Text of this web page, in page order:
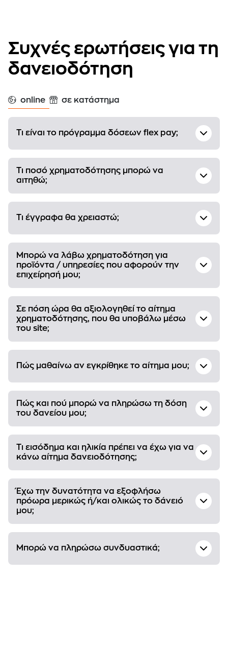
Συχνές ερωτήσεις για τη
δανειοδότηση
online σε κατάστημα
Τι είναι το πρόγραμμα δόσεων flex pay;
Τι ποσό χρηματοδότησης μπορώ να
αιτηθώ;
Τι έγγραφα θα χρειαστώ;
Μπορώ να λάβω χρηματοδότηση για
προϊόντα / υπηρεσίες που αφορούν την
επιχείρησή μου;
Σε πόση ώρα θα αξιολογηθεί το αίτημα
χρηματοδότησης, που θα υποβάλω μέσω
του site;
Πώς μαθαίνω αν εγκρίθηκε το αίτημα μου;
Πώς και πού μπορώ να πληρώσω τη δόση
του δανείου μου;
Τι εισόδημα και ηλικία πρέπει να έχω για να
κάνω αίτημα δανειοδότησης;
Έχω την δυνατότητα να εξοφλήσω
πρόωρα μερικώς ή/και ολικώς το δάνειό
μου;
Μπορώ να πληρώσω συνδυαστικά;